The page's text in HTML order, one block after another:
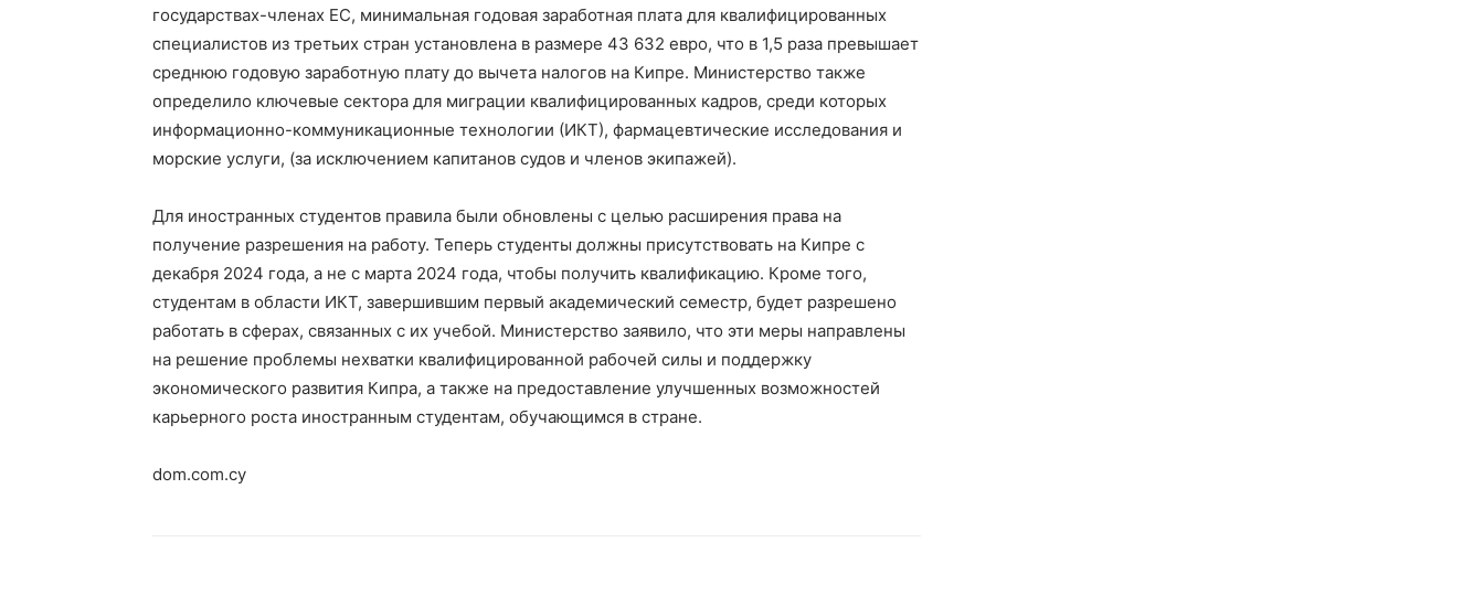
государствах-членах ЕС, минимальная годовая заработная плата для квалифицированных
специалистов из третьих стран установлена ​​в размере 43 632 евро, что в 1,5 раза превышает
среднюю годовую заработную плату до вычета налогов на Кипре. Министерство также
определило ключевые сектора для миграции квалифицированных кадров, среди которых
информационно-коммуникационные технологии (ИКТ), фармацевтические исследования и
морские услуги, (за исключением капитанов судов и членов экипажей).
Для иностранных студентов правила были обновлены с целью расширения права на
получение разрешения на работу. Теперь студенты должны присутствовать на Кипре с
декабря 2024 года, а не с марта 2024 года, чтобы получить квалификацию. Кроме того,
студентам в области ИКТ, завершившим первый академический семестр, будет разрешено
работать в сферах, связанных с их учебой. Министерство заявило, что эти меры направлены
на решение проблемы нехватки квалифицированной рабочей силы и поддержку
экономического развития Кипра, а также на предоставление улучшенных возможностей
карьерного роста иностранным студентам, обучающимся в стране.
dom.com.cy